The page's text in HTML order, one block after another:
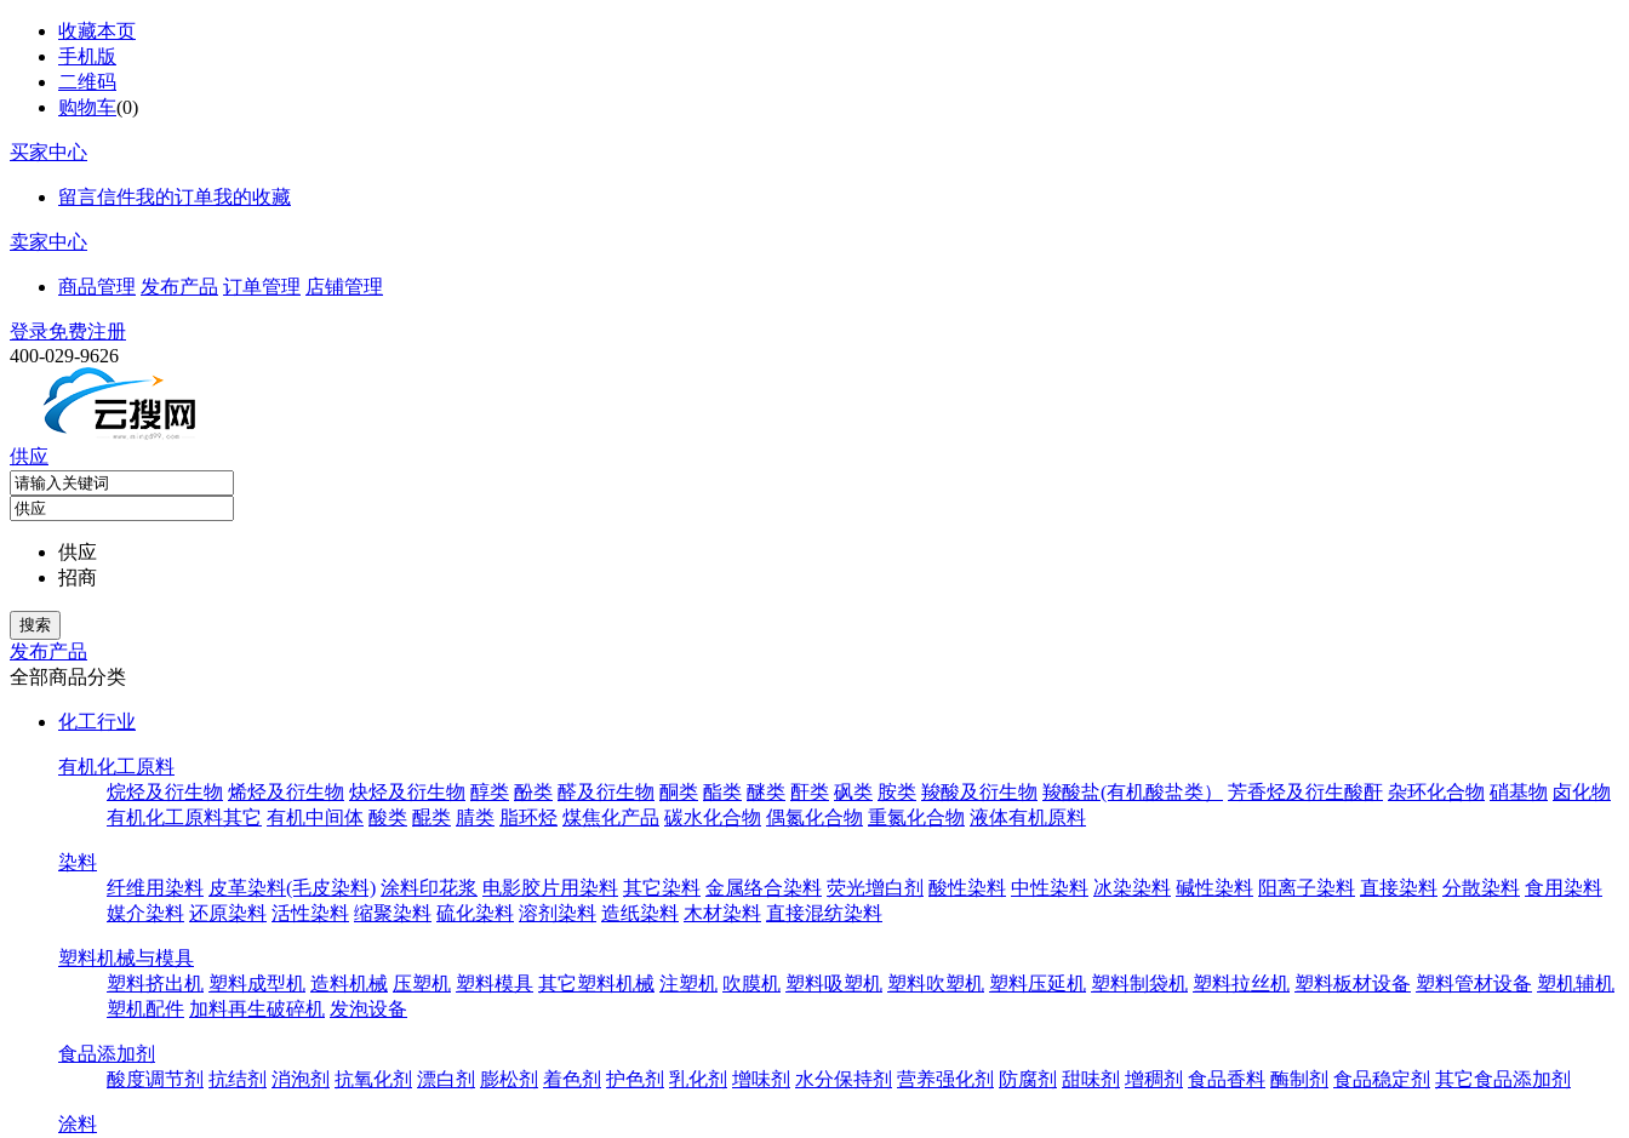
收藏本页
手机版
二维码
购物车(0)
买家中心
留言信件我的订单我的收藏
卖家中心
商品管理 发布产品 订单管理 店铺管理
登录免费注册
400-029-9626
供应
供应
招商
发布产品
全部商品分类
化工行业
有机化工原料
烷烃及衍生物 烯烃及衍生物 炔烃及衍生物 醇类 酚类 醛及衍生物 酮类 酯类 醚类 酐类 砜类 胺类 羧酸及衍生物 羧酸盐(有机酸盐类） 芳香烃及衍生酸酐 杂环化合物 硝基物 卤化物
有机化工原料其它 有机中间体 酸类 醌类 腈类 脂环烃 煤焦化产品 碳水化合物 偶氮化合物 重氮化合物 液体有机原料
染料
纤维用染料 皮革染料(毛皮染料) 涂料印花浆 电影胶片用染料 其它染料 金属络合染料 荧光增白剂 酸性染料 中性染料 冰染染料 碱性染料 阳离子染料 直接染料 分散染料 食用染料
媒介染料 还原染料 活性染料 缩聚染料 硫化染料 溶剂染料 造纸染料 木材染料 直接混纺染料
塑料机械与模具
塑料挤出机 塑料成型机 造料机械 压塑机 塑料模具 其它塑料机械 注塑机 吹膜机 塑料吸塑机 塑料吹塑机 塑料压延机 塑料制袋机 塑料拉丝机 塑料板材设备 塑料管材设备 塑机辅机
塑机配件 加料再生破碎机 发泡设备
食品添加剂
酸度调节剂 抗结剂 消泡剂 抗氧化剂 漂白剂 膨松剂 着色剂 护色剂 乳化剂 增味剂 水分保持剂 营养强化剂 防腐剂 甜味剂 增稠剂 食品香料 酶制剂 食品稳定剂 其它食品添加剂
涂料